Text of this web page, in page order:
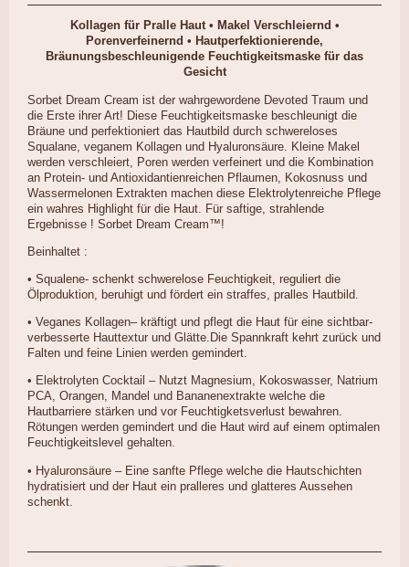
Kollagen für Pralle Haut • Makel Verschleiernd •
Porenverfeinernd • Hautperfektionierende,
Bräunungsbeschleunigende Feuchtigkeitsmaske für das
Gesicht
Sorbet Dream Cream ist der wahrgewordene Devoted Traum und
die Erste ihrer Art! Diese Feuchtigkeitsmaske beschleunigt die
Bräune und perfektioniert das Hautbild durch schwereloses
Squalane, veganem Kollagen und Hyaluronsäure. Kleine Makel
werden verschleiert, Poren werden verfeinert und die Kombination
an Protein- und Antioxidantienreichen Pflaumen, Kokosnuss und
Wassermelonen Extrakten machen diese Elektrolytenreiche Pflege
ein wahres Highlight für die Haut. Für saftige, strahlende
Ergebnisse ! Sorbet Dream Cream™!
Beinhaltet :
• Squalene- schenkt schwerelose Feuchtigkeit, reguliert die
Ölproduktion, beruhigt und fördert ein straffes, pralles Hautbild.
• Veganes Kollagen– kräftigt und pflegt die Haut für eine sichtbar-
verbesserte Hauttextur und Glätte.Die Spannkraft kehrt zurück und
Falten und feine Linien werden gemindert.
• Elektrolyten Cocktail – Nutzt Magnesium, Kokoswasser, Natrium
PCA, Orangen, Mandel und Bananenextrakte welche die
Hautbarriere stärken und vor Feuchtigketsverlust bewahren.
Rötungen werden gemindert und die Haut wird auf einem optimalen
Feuchtigkeitslevel gehalten.
• Hyaluronsäure – Eine sanfte Pflege welche die Hautschichten
hydratisiert und der Haut ein pralleres und glatteres Aussehen
schenkt.